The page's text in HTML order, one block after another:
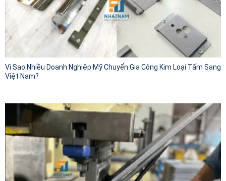
Vì Sao Nhiều Doanh Nghiệp Mỹ Chuyển Gia Công Kim Loại Tấm Sang
Việt Nam?